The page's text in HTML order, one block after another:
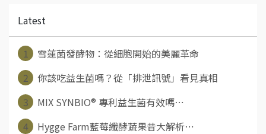
Latest
1
雪蓮菌發酵物：從細胞開始的美麗革命
2
你該吃益生菌嗎？從「排泄訊號」看見真相
3
MIX SYNBIO® 專利益生菌有效嗎⋯
4
Hygge Farm藍莓纖酵蔬果昔大解析⋯